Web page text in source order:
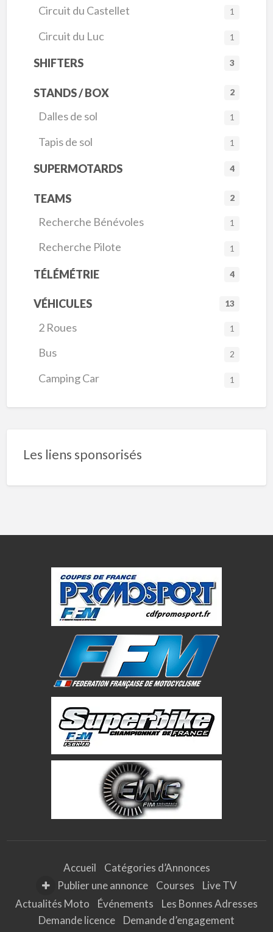
Circuit du Castellet 1
Circuit du Luc 1
SHIFTERS 3
STANDS / BOX 2
Dalles de sol 1
Tapis de sol 1
SUPERMOTARDS 4
TEAMS 2
Recherche Bénévoles 1
Recherche Pilote 1
TÉLÉMÉTRIE 4
VÉHICULES 13
2 Roues 1
Bus 2
Camping Car 1
Les liens sponsorisés
Accueil
Catégories d’Annonces
Publier une annonce
Courses
Live TV
Actualités Moto
Événements
Les Bonnes Adresses
Demande licence
Demande d’engagement